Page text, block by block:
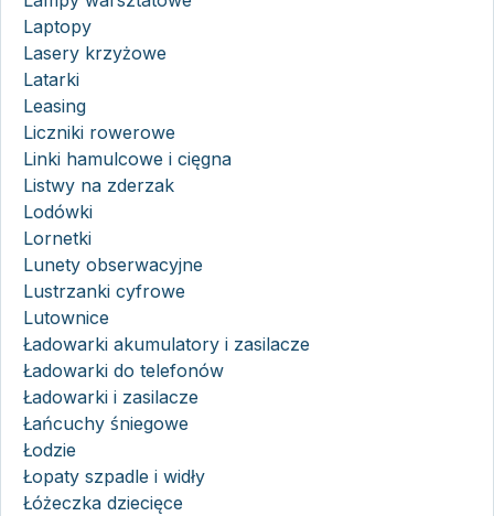
Laptopy
Lasery krzyżowe
Latarki
Leasing
Liczniki rowerowe
Linki hamulcowe i cięgna
Listwy na zderzak
Lodówki
Lornetki
Lunety obserwacyjne
Lustrzanki cyfrowe
Lutownice
Ładowarki akumulatory i zasilacze
Ładowarki do telefonów
Ładowarki i zasilacze
Łańcuchy śniegowe
Łodzie
Łopaty szpadle i widły
Łóżeczka dziecięce